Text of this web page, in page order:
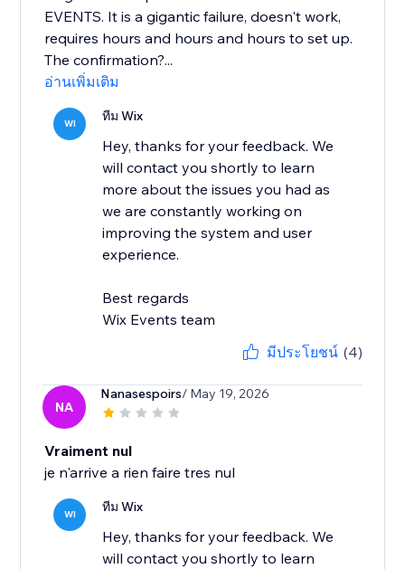
EVENTS. It is a gigantic failure, doesn't work,
requires hours and hours and hours to set up.
The confirmation?...
อ่านเพิ่มเติม
WI ทีม Wix
Hey, thanks for your feedback. We
will contact you shortly to learn
more about the issues you had as
we are constantly working on
improving the system and user
experience.
Best regards
Wix Events team
มีประโยชน์ (4)
NA
Nanasespoirs/ May 19, 2026
Vraiment nul
je n'arrive a rien faire tres nul
WI ทีม Wix
Hey, thanks for your feedback. We
will contact you shortly to learn